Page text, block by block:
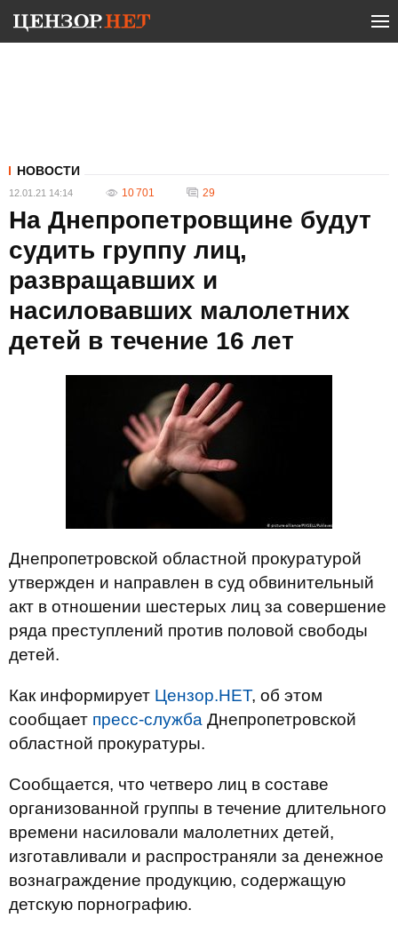
НОВОСТИ
12.01.21 14:14 10 701 29
На Днепропетровщине будут
судить группу лиц,
развращавших и
насиловавших малолетних
детей в течение 16 лет
Днепропетровской областной прокуратурой
утвержден и направлен в суд обвинительный
акт в отношении шестерых лиц за совершение
ряда преступлений против половой свободы
детей.
Как информирует Цензор.НЕТ, об этом
сообщает пресс-служба Днепропетровской
областной прокуратуры.
Сообщается, что четверо лиц в составе
организованной группы в течение длительного
времени насиловали малолетних детей,
изготавливали и распространяли за денежное
вознаграждение продукцию, содержащую
детскую порнографию.